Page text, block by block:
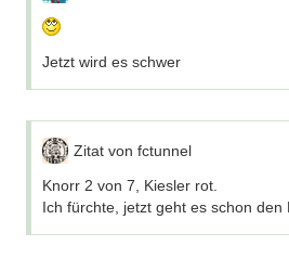
Jetzt wird es schwer
Zitat von fctunnel
Knorr 2 von 7, Kiesler rot.
Ich fürchte, jetzt geht es schon den